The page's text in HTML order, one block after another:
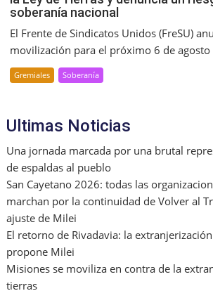
soberanía nacional
El Frente de Sindicatos Unidos (FreSU)
movilización para el próximo 6 de agosto
Gremiales Soberanía
Ultimas Noticias
Una jornada marcada por una brutal
de espaldas al pueblo
San Cayetano 2026: todas las
marchan por la continuidad de Volver al
ajuste de Milei
El retorno de Rivadavia: la
propone Milei
Misiones se moviliza en contra de la
tierras